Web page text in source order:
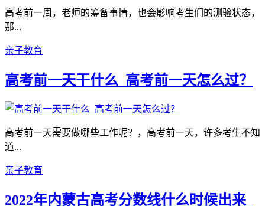
高考前一周，老师的筹备事情，也会影响考生们的测验状态，
那...
亲子教育
高考前一天干什么_高考前一天怎么过？
高考前一天需要做哪些工作呢？，高考前一天，许多考生不知
道...
亲子教育
2022年内蒙古高考分数线什么时候出来_